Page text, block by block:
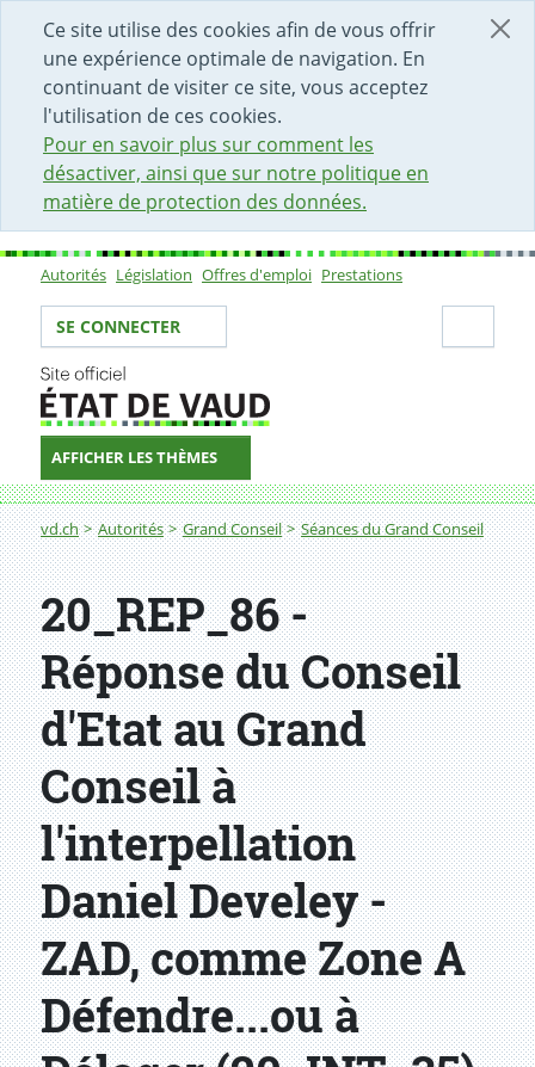
Ce site utilise des cookies afin de vous offrir
une expérience optimale de navigation. En
continuant de visiter ce site, vous acceptez
l'utilisation de ces cookies.
Pour en savoir plus sur comment les
désactiver, ainsi que sur notre politique en
matière de protection des données.
DÉBUT DU CONTENU DE LA PAGE
ACCÈS AU CHAMP DE RECHERCHE
PAGE D'ACCUEIL
FORMULAIRE DE CONTACT
Sous-navigation
Autorités Législation Offres d'emploi Prestations
Votre identité
SE CONNECTER
AFFICHER LES THÈMES
Fil d'Ariane
vd.ch Autorités Grand Conseil Séances du Grand Conseil
20_REP_86 -
Réponse du Conseil
d'Etat au Grand
Conseil à
l'interpellation
Daniel Develey -
ZAD, comme Zone A
Défendre...ou à